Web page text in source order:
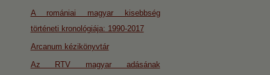
A romániai magyar kisebbség
történeti kronológiája: 1990-2017
Arcanum kézikönyvtár
Az RTV magyar adásának